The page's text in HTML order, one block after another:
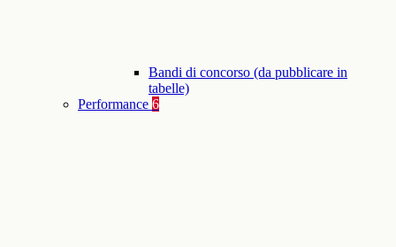
Bandi di concorso (da pubblicare in
tabelle)
Performance 6